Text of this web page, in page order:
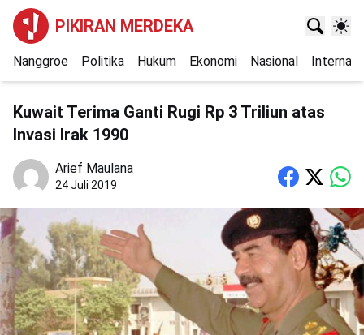
PIKIRAN MERDEKA
Nanggroe Politika Hukum Ekonomi Nasional
Kuwait Terima Ganti Rugi Rp 3 Triliun atas
Invasi Irak 1990
Arief Maulana
24 Juli 2019